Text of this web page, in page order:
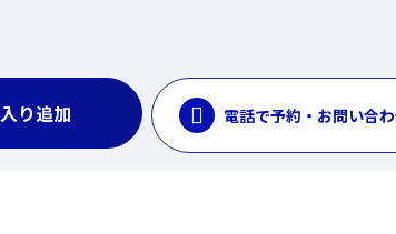
電話で予約・お問い合
り追加